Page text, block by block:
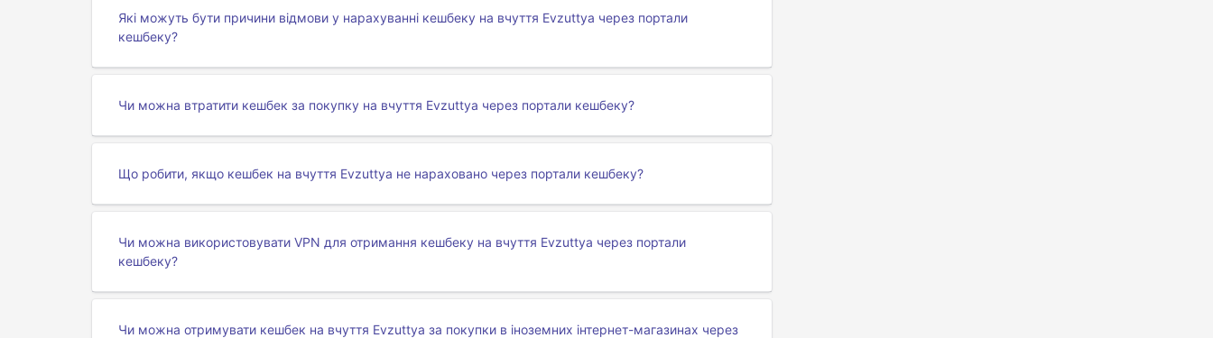
Які можуть бути причини відмови у нарахуванні кешбеку на вчуття Evzuttya через портали
кешбеку?
Чи можна втратити кешбек за покупку на вчуття Evzuttya через портали кешбеку?
Що робити, якщо кешбек на вчуття Evzuttya не нараховано через портали кешбеку?
Чи можна використовувати VPN для отримання кешбеку на вчуття Evzuttya через портали
кешбеку?
Чи можна отримувати кешбек на вчуття Evzuttya за покупки в іноземних інтернет-магазинах через